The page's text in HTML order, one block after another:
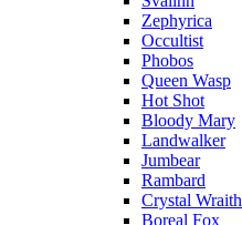
Zephyrica
Occultist
Phobos
Queen Wasp
Hot Shot
Bloody Mary
Landwalker
Jumbear
Rambard
Crystal Wraith
Boreal Fox